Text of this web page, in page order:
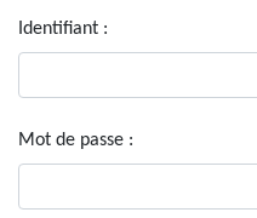
Identifiant :
Mot de passe :